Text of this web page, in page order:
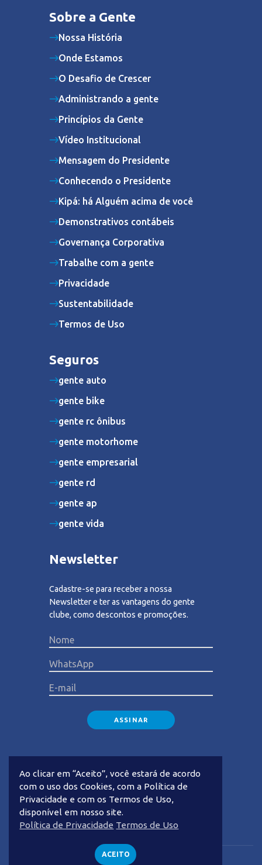
Sobre a Gente
Nossa História
Onde Estamos
O Desafio de Crescer
Administrando a gente
Princípios da Gente
Vídeo Institucional
Mensagem do Presidente
Conhecendo o Presidente
Kipá: há Alguém acima de você
Demonstrativos contábeis
Governança Corporativa
Trabalhe com a gente
Privacidade
Sustentabilidade
Termos de Uso
Seguros
gente auto
gente bike
gente rc ônibus
gente motorhome
gente empresarial
gente rd
gente ap
gente vida
Newsletter
Cadastre-se para receber a nossa
Newsletter e ter as vantagens do gente
clube, como descontos e promoções.
Privacidade Termos de Uso
Ao clicar em “Aceito”, você estará de acordo
com o uso dos Cookies, com a Política de
Privacidade e com os Termos de Uso,
disponível em nosso site.
Política de Privacidade Termos de Uso
ACEITO